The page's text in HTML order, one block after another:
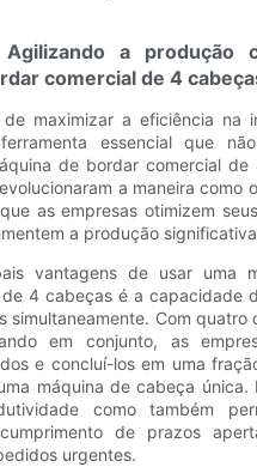
a produção
comercial de 4
maximizar a eficiência na
essencial que
de bordar comercial de
a maneira como
as empresas otimizem
a produção
vantagens de usar uma
4 cabeças é a capacidade
simultaneamente. Com quatro
em conjunto, as
e concluí-los em uma
máquina de cabeça única.
como também
de prazos
urgentes.